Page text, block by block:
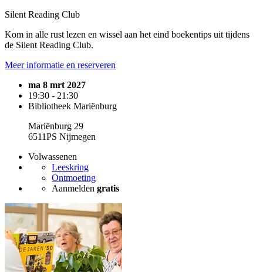
Silent Reading Club
Kom in alle rust lezen en wissel aan het eind boekentips uit tijdens
de Silent Reading Club.
Meer informatie en reserveren
ma 8 mrt 2027
19:30 - 21:30
Bibliotheek Mariënburg
Mariënburg 29
6511PS Nijmegen
Volwassenen
Leeskring
Ontmoeting
Aanmelden gratis